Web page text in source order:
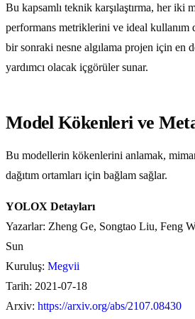
Bu kapsamlı teknik karşılaştırma, her iki
performans metriklerini ve ideal kullanım
bir sonraki nesne algılama projen için en
yardımcı olacak içgörüler sunar.
Model Kökenleri ve
Bu modellerin kökenlerini anlamak,
dağıtım ortamları için bağlam sağlar.
YOLOX Detayları
Yazarlar: Zheng Ge, Songtao Liu, Feng
Sun
Kuruluş: Megvii
Tarih: 2021-07-18
Arxiv: https://arxiv.org/abs/2107.08430